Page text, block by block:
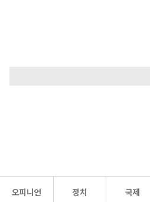
오피니언 정치 국제